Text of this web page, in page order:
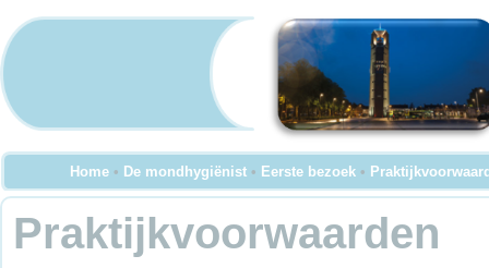
Home • De mondhygiënist • Eerste bezoek •
Praktijkvoorwaarden